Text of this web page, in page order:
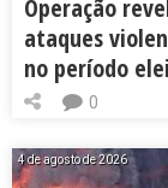
Operação
ataques
no período
0
4 de agosto de 2026